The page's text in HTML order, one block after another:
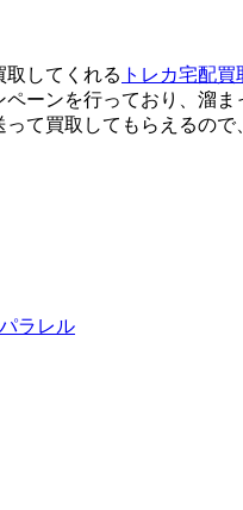
してくれる トレカ宅配買
ーンを行っており、溜ま
て買取してもらえるの